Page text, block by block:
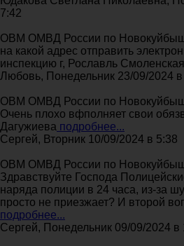
7:42
ОВМ ОМВД России по
на какой адрес отправить
инспекцию г, Рославль
Любовь, Понедельник 23/09/2024 в
ОВМ ОМВД России по
Очень плохо вфполняет свои
Дагужиева подробнее...
Сергей, Вторник 10/09/2024 в 5:38
ОВМ ОМВД России по
Здравствуйте Господа
наряда полиции в 24 часа, из-за
просто не приезжает? И второй
подробнее...
Сергей, Понедельник 09/09/2024 в